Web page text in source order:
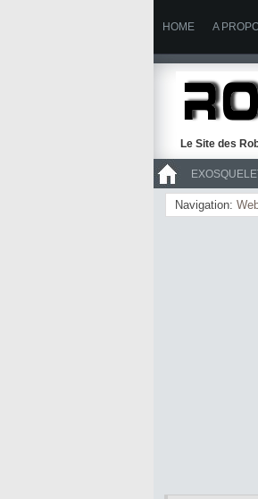
HOME A
Le Site des
>> ROBOTS
Navigation: